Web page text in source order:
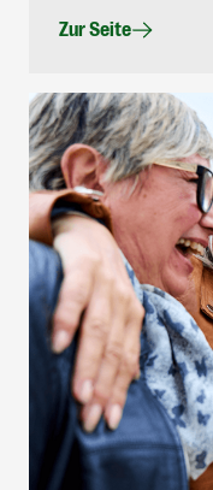
Zur Seite